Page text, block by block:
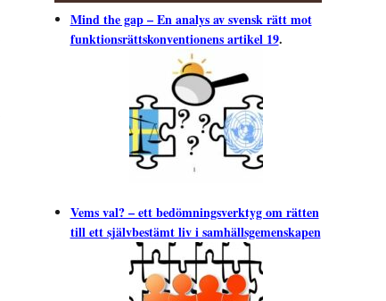
Mind the gap – En analys av svensk rätt mot
funktionsrättskonventionens artikel 19.
Vems val? – ett bedömningsverktyg om rätten
till ett självbestämt liv i samhällsgemenskapen